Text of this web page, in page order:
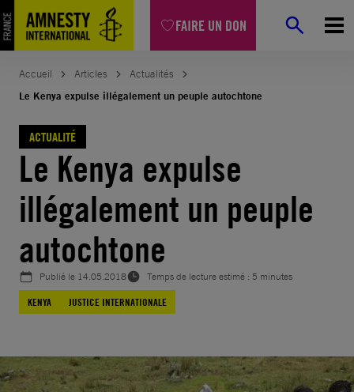
FAIRE UN DON
Aller
au
contenu
Accueil Articles
Actualités
Le Kenya expulse illégalement un peuple autochtone
ACTUALITÉ
Le Kenya expulse
illégalement un peuple
autochtone
Publié le 14.05.2018
Temps de lecture estimé : 5 minutes
KENYA
JUSTICE INTERNATIONALE